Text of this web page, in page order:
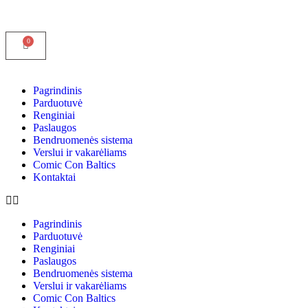
Pagrindinis
Parduotuvė
Renginiai
Paslaugos
Bendruomenės sistema
Verslui ir vakarėliams
Comic Con Baltics
Kontaktai
Pagrindinis
Parduotuvė
Renginiai
Paslaugos
Bendruomenės sistema
Verslui ir vakarėliams
Comic Con Baltics